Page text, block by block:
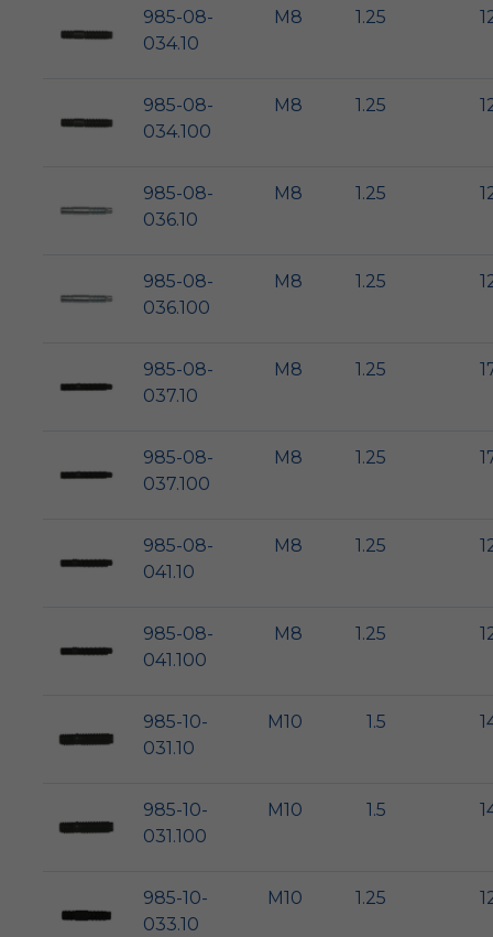
985-08-
034.10
M8 1.25
985-08-
034.100
M8 1.25
985-08-
036.10
M8 1.25
985-08-
036.100
M8 1.25
985-08-
037.10
M8 1.25
985-08-
037.100
M8 1.25
985-08-
041.10
M8 1.25
985-08-
041.100
M8 1.25
985-10-
031.10
M10 1.5
985-10-
031.100
M10 1.5
985-10-
033.10
M10 1.25